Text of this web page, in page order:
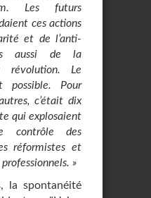
Les futurs
ces actions
et de l’anti-
aussi de la
révolution. Le
possible. Pour
c’était dix
qui explosaient
contrôle des
réformistes et
»
la spontanéité